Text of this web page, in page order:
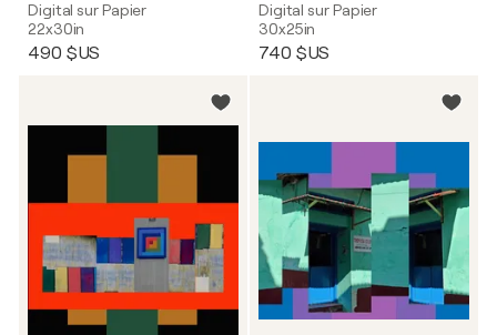
Digital sur Papier
22x30in
490 $US
Digital sur Papier
30x25in
740 $US